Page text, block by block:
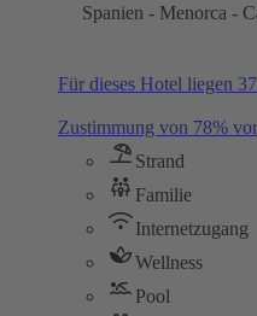
Spanien - Menorca -
Für dieses Hotel liegen
Zustimmung von 78% vor
Strand
Familie
Internetzugang
Wellness
Pool